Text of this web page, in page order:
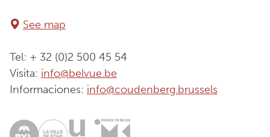
See map
Tel: + 32 (0)2 500 45 54
Visita: info@belvue.be
Informaciones: info@coudenberg.brussels